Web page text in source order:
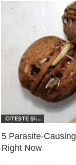
5 Parasite-
Right Now